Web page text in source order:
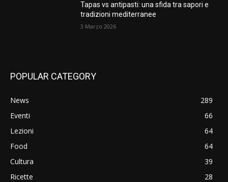
Tapas vs antipasti: una sfida tra sapori e
tradizioni mediterranee
3 Marzo 2026
POPULAR CATEGORY
News
289
Eventi
66
Lezioni
64
Food
64
Cultura
39
Ricette
28